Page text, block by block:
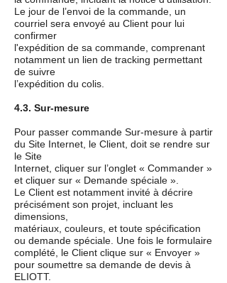
Le jour de l’envoi de la commande, un
courriel sera envoyé au Client pour lui
confirmer
l'expédition de sa commande, comprenant
notamment un lien de tracking permettant
de suivre
l’expédition du colis.
4.3. Sur-mesure
Pour passer commande Sur-mesure à partir
du Site Internet, le Client, doit se rendre sur
le Site
Internet, cliquer sur l’onglet « Commander »
et cliquer sur « Demande spéciale ».
Le Client est notamment invité à décrire
précisément son projet, incluant les
dimensions,
matériaux, couleurs, et toute spécification
ou demande spéciale. Une fois le formulaire
complété, le Client clique sur « Envoyer »
pour soumettre sa demande de devis à
ELIOTT.